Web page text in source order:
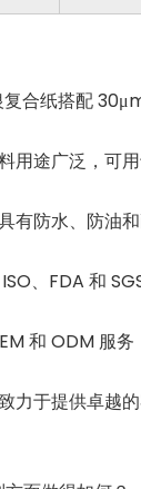
合纸搭配
用途广泛，可
有防水、防油
、FDA 和
和 ODM 服
力于提供卓越